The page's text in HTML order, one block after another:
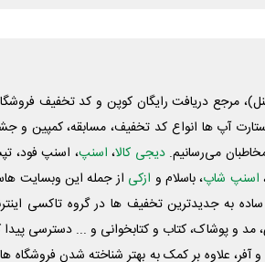
مرجع دریافت رایگان کوپن و کد تخفیف
آپ ها انواع کد تخفیف، مسابقه، کمپین و
می‌رسانیم. دیجی کالا، اسنپ، اسنپ فود،
اسنپ شاپ، باسلام و ازکی از جمله این وبسایت
به جدیدترین تخفیف ها در گروه تاکسی
مد و پوشاک، کتاب و کتابخوانی و ... دسترسی پیدا
و آفر، علاوه بر کمک به بهتر شناخته شدن